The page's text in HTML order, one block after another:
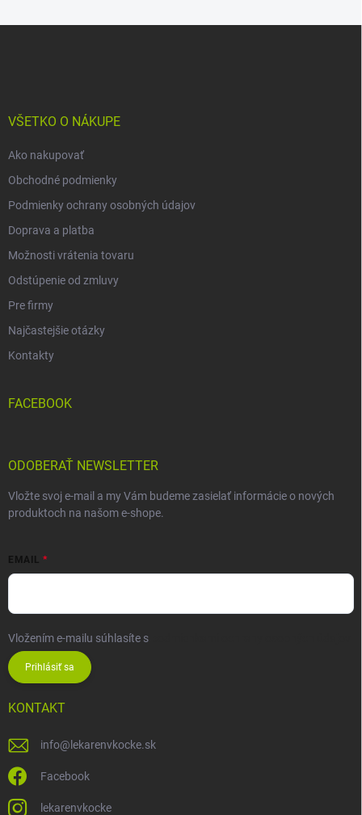
VŠETKO O NÁKUPE
Ako nakupovať
Obchodné podmienky
Podmienky ochrany osobných údajov
Doprava a platba
Možnosti vrátenia tovaru
Odstúpenie od zmluvy
Pre firmy
Najčastejšie otázky
Kontakty
FACEBOOK
ODOBERAŤ NEWSLETTER
Vložte svoj e-mail a my Vám budeme zasielať informácie o nových
produktoch na našom e-shope.
EMAIL
Vložením e-mailu súhlasíte s
Prihlásiť sa
KONTAKT
info@ lekarenvkocke.sk
Facebook
lekarenvkocke